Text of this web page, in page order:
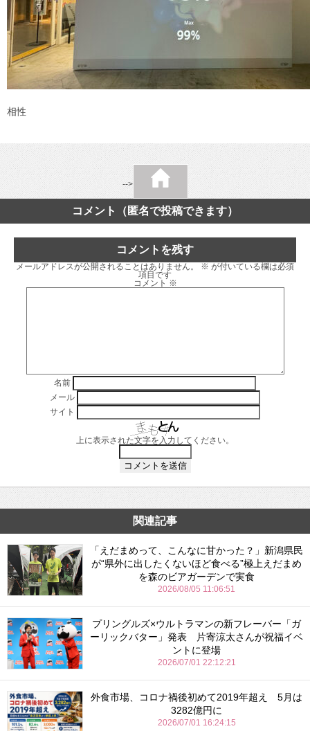
相性
-->
コメント（匿名で投稿できます）
コメントを残す
メールアドレスが公開されることはありません。 ※ が付いている欄は必須
項目です
コメント ※
名前
メール
サイト
上に表示された文字を入力してください。
関連記事
「えだまめって、こんなに甘かった？」新潟県民
が“県外に出したくないほど食べる”極上えだまめ
を森のビアガーデンで実食
2026/08/05 11:06:51
プリングルズ×ウルトラマンの新フレーバー「ガ
ーリックバター」発表 片寄涼太さんが祝福イベ
ントに登場
2026/07/01 22:12:21
外食市場、コロナ禍後初めて2019年超え 5月は
3282億円に
2026/07/01 16:24:15